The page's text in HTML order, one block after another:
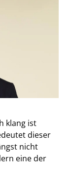
klang ist
dieser
nicht
eine der